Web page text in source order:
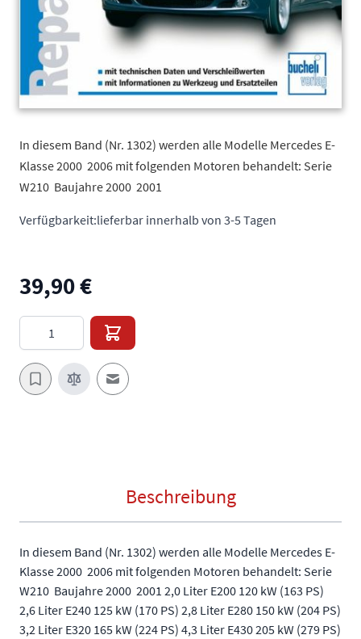
In diesem Band (Nr. 1302) werden alle Modelle Mercedes E-
Klasse 2000  2006 mit folgenden Motoren behandelt: Serie
W210  Baujahre 2000  2001
Verfügbarkeit:lieferbar innerhalb von 3-5 Tagen
39,90 €
Menge
E-Mail an einen Freund
Beschreibung
In diesem Band (Nr. 1302) werden alle Modelle Mercedes E-
Klasse 2000  2006 mit folgenden Motoren behandelt: Serie
W210  Baujahre 2000  2001 2,0 Liter E200 120 kW (163 PS)
2,6 Liter E240 125 kW (170 PS) 2,8 Liter E280 150 kW (204 PS)
3,2 Liter E320 165 kW (224 PS) 4,3 Liter E430 205 kW (279 PS)